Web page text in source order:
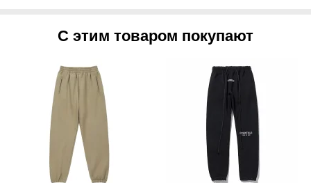
С этим товаром покупают